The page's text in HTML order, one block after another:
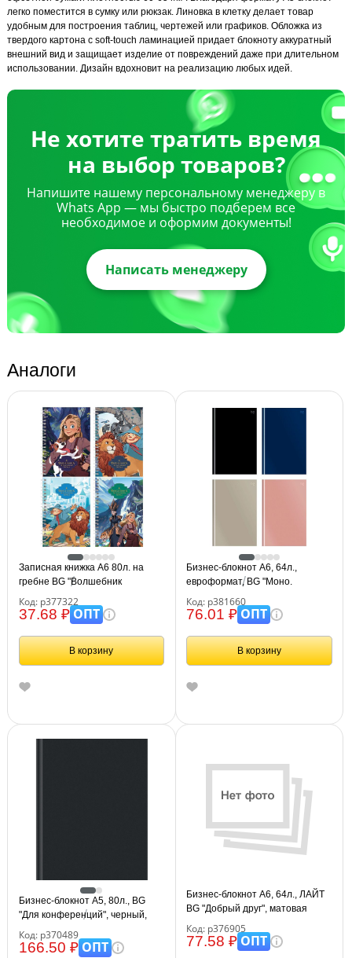
легко поместится в сумку или рюкзак. Линовка в клетку делает товар
удобным для построения таблиц, чертежей или графиков. Обложка из
твердого картона с soft-touch ламинацией придает блокноту аккуратный
внешний вид и защищает изделие от повреждений даже при длительном
использовании. Дизайн вдохновит на реализацию любых идей.
Не хотите тратить время
на выбор товаров?
Напишите нашему персональному менеджеру в
Whats App — мы быстро подберем все
необходимое и оформим документы!
Написать менеджеру
Аналоги
Записная книжка А6 80л. на
гребне BG "Волшебник
Код: р377322
37.68 ₽ОПТ
В корзину
Бизнес-блокнот А6, 64л.,
евроформат, BG "Моно.
ламинация
Код: р381660
76.01 ₽ОПТ
В корзину
Бизнес-блокнот А5, 80л., BG
"Для конференций", черный,
Код: р370489
166.50 ₽ОПТ
Бизнес-блокнот А6, 64л., ЛАЙТ
BG "Добрый друг", матовая
Код: р376905
77.58 ₽ОПТ